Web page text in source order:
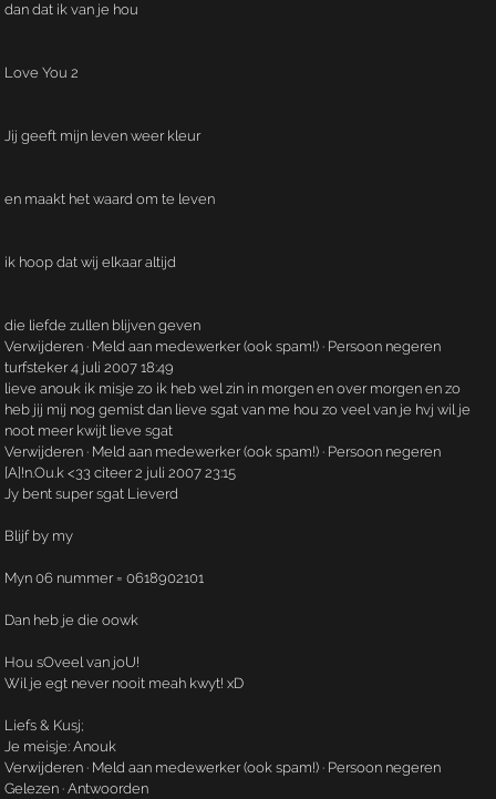
dan dat ik van je hou
Love You 2
Jij geeft mijn leven weer kleur
en maakt het waard om te leven
ik hoop dat wij elkaar altijd
die liefde zullen blijven geven
Verwijderen · Meld aan medewerker (ook spam!) · Persoon negeren
turfsteker 4 juli 2007 18:49
lieve anouk ik misje zo ik heb wel zin in morgen en over morgen en zo
heb jij mij nog gemist dan lieve sgat van me hou zo veel van je hvj wil je
noot meer kwijt lieve sgat
Verwijderen · Meld aan medewerker (ook spam!) · Persoon negeren
[A]!n.­Ou.­k <33 citeer 2 juli 2007 23:15
Jy bent super sgat Lieverd
Blijf by my
Myn 06 nummer = 0618902101
Dan heb je die oowk
Hou sOveel van joU!
Wil je egt never nooit meah kwyt! xD
Liefs & Kusj;
Je meisje: Anouk
Verwijderen · Meld aan medewerker (ook spam!) · Persoon negeren
Gelezen · Antwoorden